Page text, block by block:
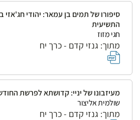
סיפורו של תמים בן עמאר: יהודי חג'אזי
התשיעית
חגי מזוז
מתוך: גנזי קדם - כרך יח
מעיזבונו של יניי: קדושתא לפרשת
שולמית אליצור
מתוך: גנזי קדם - כרך יח